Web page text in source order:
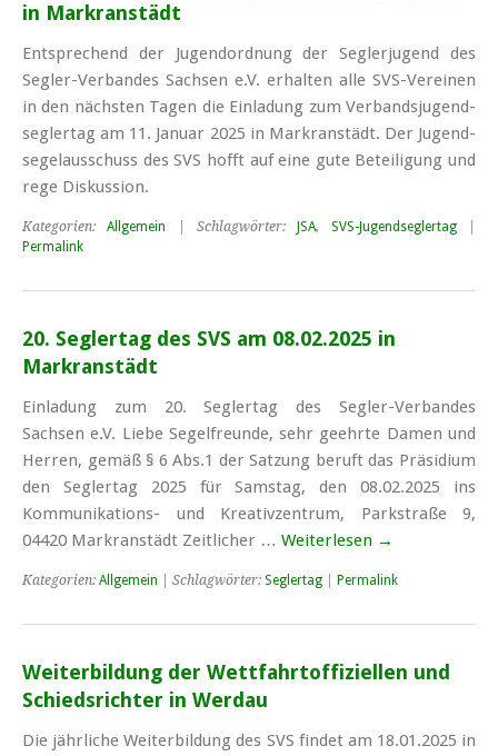
in Mark­ranstädt
Ent­spre­chend der Ju­gend­ord­nung der Seg­ler­ju­gend des
Seg­ler-Ver­ban­des Sach­sen e.V. er­hal­ten al­le SVS-Ver­ei­nen
in den nächs­ten Ta­gen die Ein­la­dung zum Ver­bands­ju­gend­
seg­ler­tag am 11. Ja­nu­ar 2025 in Mar­kran­städt. Der Ju­gend­
se­gel­aus­schuss des SVS hofft auf ei­ne gu­te Be­tei­li­gung und
re­ge Dis­kus­si­on.
Kategorien:Allgemein | Schlagwörter: JSA, SVS-Jugendseglertag|
Permalink
20. Seglertag des SVS am 08.02.2025 in
Markranstädt
Einladung zum 20. Seglertag des Segler-Verbandes
Sachsen e.V. Liebe Segelfreunde, sehr geehrte Damen und
Herren, gemäß § 6 Abs.1 der Satzung beruft das Präsidium
den Seglertag 2025 für Samstag, den 08.02.2025 ins
Kommunikations- und Kreativzentrum, Parkstraße 9,
04420 Markranstädt Zeitlicher … Weiterlesen →
Kategorien: Allgemein | Schlagwörter: Seglertag Permalink
Weiterbildung der Wett­fahrt­offiziellen und
Schieds­richter in Werdau
Die jährliche Weiterbildung des SVS findet am 18.01.2025 in